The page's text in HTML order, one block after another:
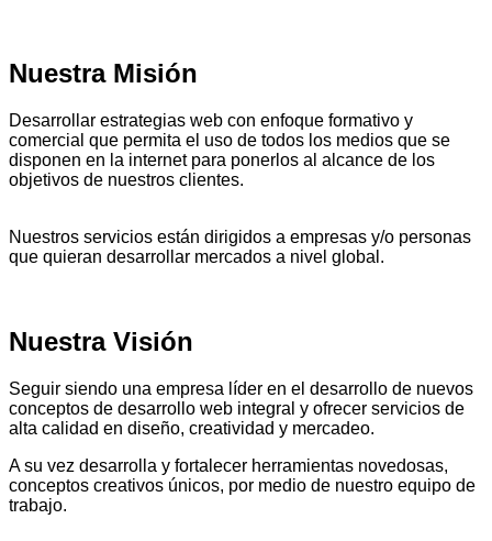
Nuestra Misión
Desarrollar estrategias web con enfoque formativo y
comercial que permita el uso de todos los medios que se
disponen en la internet para ponerlos al alcance de los
objetivos de nuestros clientes.
Nuestros servicios están dirigidos a empresas y/o personas
que quieran desarrollar mercados a nivel global.
Nuestra Visión
Seguir siendo una empresa líder en el desarrollo de nuevos
conceptos de desarrollo web integral y ofrecer servicios de
alta calidad en diseño, creatividad y mercadeo.
A su vez desarrolla y fortalecer herramientas novedosas,
conceptos creativos únicos, por medio de nuestro equipo de
trabajo.